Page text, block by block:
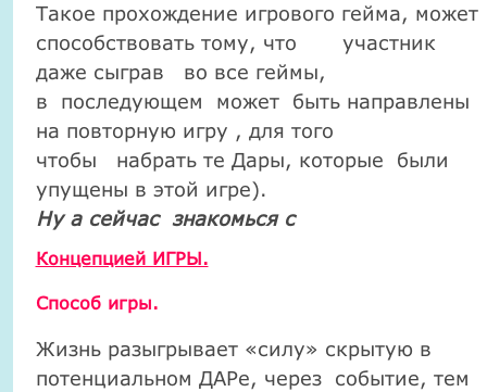
Такое прохождение игрового гейма, может
способствовать тому, что
участник
даже сыграв
во все геймы,
в
последующем может
быть направлены
на повторную игру , для того
чтобы
набрать те Дары, которые
были
упущены в этой игре).
Ну а сейчас знакомься с
Концепцией ИГРЫ.
Способ игры.
Жизнь разыгрывает «силу» скрытую в
потенциальном ДАРе, через событие, тем